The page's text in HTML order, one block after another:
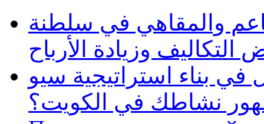
والمقاهي في سلطنة
وزيادة الأرباح
بناء استراتيجية سيو
نشاطك في الكويت؟